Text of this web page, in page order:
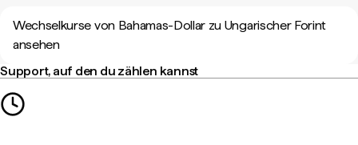
Wechselkurse von Bahamas-Dollar zu Ungarischer Forint
ansehen
Support, auf den du zählen kannst